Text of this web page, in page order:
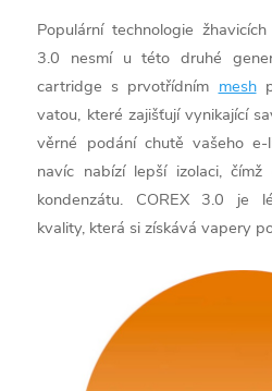
Populární technologie
3.0 nesmí u této druhé
cartridge s prvotřídním mesh
vatou, které zajišťují vynikající
věrné podání chutě vašeho e-
navíc nabízí lepší izolaci, čímž
kondenzátu. COREX 3.0 je
kvality, která si získává vapery